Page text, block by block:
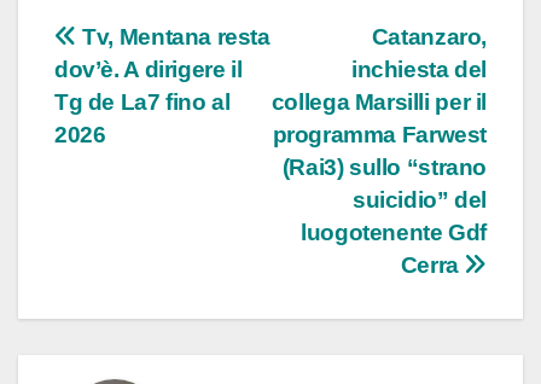
Navigazione
articoli
Catanzaro,
inchiesta del
collega Marsilli per il
programma Farwest
(Rai3) sullo “strano
suicidio” del
luogotenente Gdf
Cerra
Tv, Mentana resta
dov’è. A dirigere il
Tg de La7 fino al
2026